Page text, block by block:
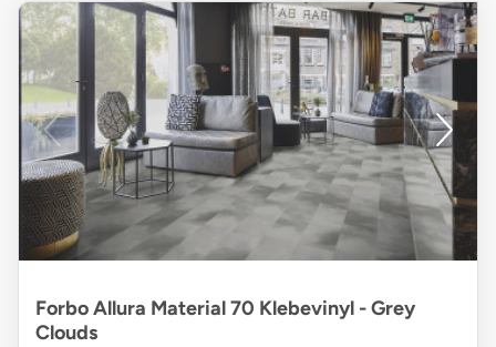
Forbo Allura Material 70 Klebevinyl - Grey
Clouds